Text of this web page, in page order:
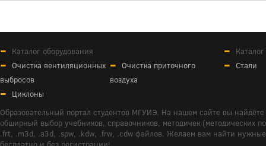
Каталог оборудования
Очистка вентиляционных
выбросов
Очистка приточного
воздуха
Циклоны
Стали
Образовательный портал студентов МГУИЭ. На нашем сайте вы
обширный выбор учебников, справочников, методичек (методических
.frt, .m3d, .a3d, .spw, .kdw, .frw, .cdw файлов. Желаем вам найти